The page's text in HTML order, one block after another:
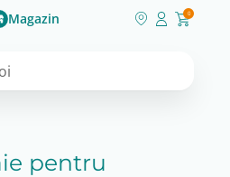
Magazin 0
pentru